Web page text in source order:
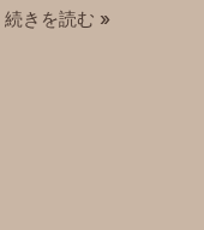
続きを読む »